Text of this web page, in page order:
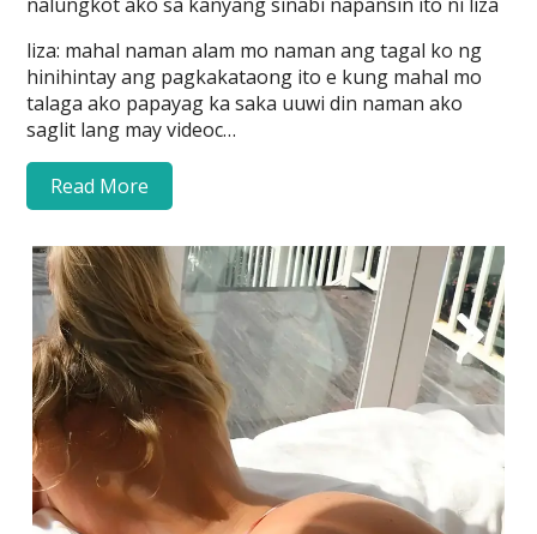
liza: mahal naman alam mo naman ang tagal ko ng
hinihintay ang pagkakataong ito e kung mahal mo
talaga ako papayag ka saka uuwi din naman ako
saglit lang may videoc…
Read More